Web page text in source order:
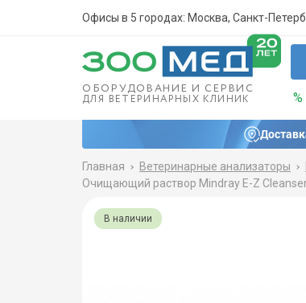
Офисы в 5 городах: Москва, Санкт-
ОБОРУДОВАНИЕ И СЕРВИС
ДЛЯ ВЕТЕРИНАРНЫХ КЛИНИК
Главная Ветеринарные анализаторы
Очищающий раствор Mindray E-Z
В наличии